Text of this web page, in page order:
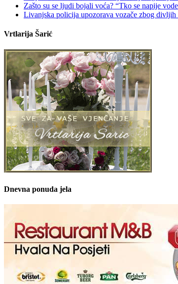
Zašto su se ljudi bojali voća? “Tko se napije
Livanjska policija upozorava vozače zbog divljih
Vrtlarija Šarić
Dnevna ponuda jela